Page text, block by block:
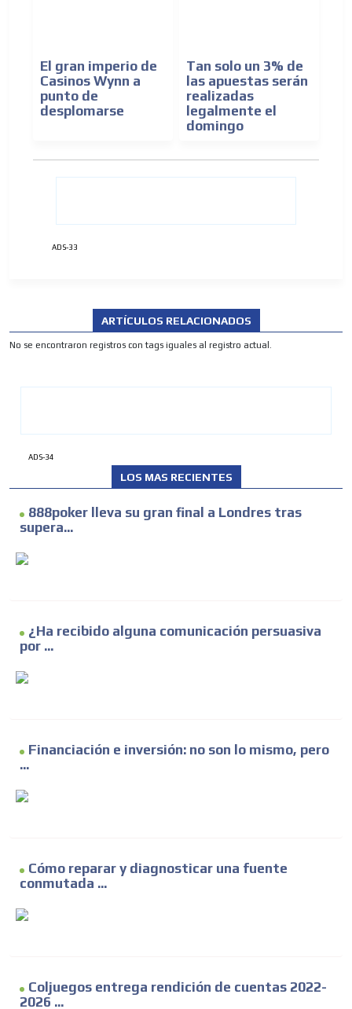
El gran imperio de
Casinos Wynn a
punto de
desplomarse
Tan solo un 3% de
las apuestas serán
realizadas
legalmente el
domingo
ADS-33
ARTÍCULOS RELACIONADOS
No se encontraron registros con tags iguales al registro actual.
ADS-34
LOS MAS RECIENTES
888poker lleva su gran final a Londres tras
supera...
¿Ha recibido alguna comunicación persuasiva
por ...
Financiación e inversión: no son lo mismo, pero
...
Cómo reparar y diagnosticar una fuente
conmutada ...
Coljuegos entrega rendición de cuentas 2022-
2026 ...
ADVERTISEMENT